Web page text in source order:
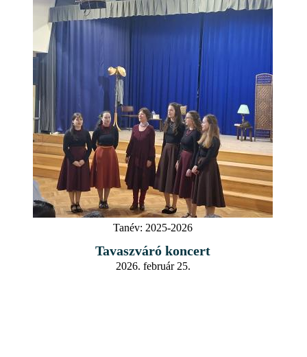
Tanév: 2025-2026
Tavaszváró koncert
2026. február 25.